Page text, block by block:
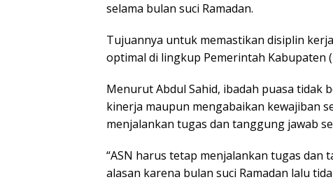
selama bulan suci Ramadan.
Tujuannya untuk memastikan disiplin
optimal di lingkup Pemerintah Kabupaten
Menurut Abdul Sahid, ibadah puasa tidak
kinerja maupun mengabaikan kewajiban
menjalankan tugas dan tanggung jawab
“ASN harus tetap menjalankan tugas dan
alasan karena bulan suci Ramadan lalu